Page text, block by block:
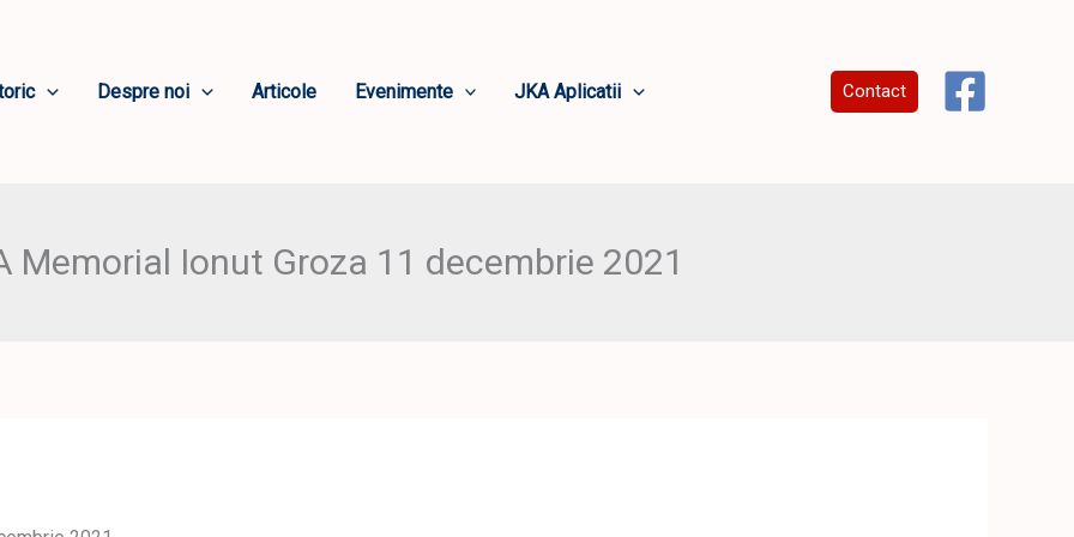
Despre noi Articole Evenimente JKA Aplicatii Contact
Memorial Ionut Groza 11 decembrie 2021